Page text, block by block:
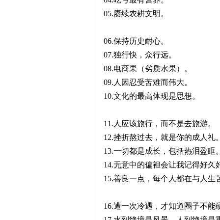
05.赓续农耕文明。
06.保持历史耐心。
07.独行快，众行远。
08.电商果（劣质水果）。
09.人因忍受苦难而伟大。
10.文化的最高体现是思想。
11.人应该旅行，而不是去旅游。
12.挫折熬过去，就是你的成人礼。
13.一切都是成长，包括热泪盈眶。
14.无意中的偏袒会让我记得好久
15.善良一点，每个人都在与人生
16.遭一次冷遇，才知道圈子不能